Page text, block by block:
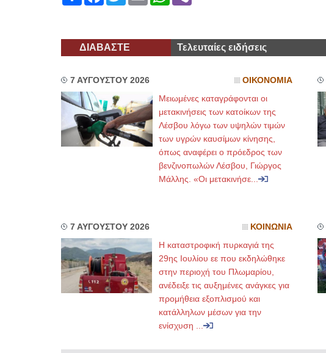
ΔΙΑΒΑΣΤΕ Τελευταίες ειδήσεις
7 ΑΥΓΟΥΣΤΟΥ 2026 ΟΙΚΟΝΟΜΙΑ
Μειωμένες καταγράφονται οι
μετακινήσεις των κατοίκων της
Λέσβου λόγω των υψηλών τιμών
των υγρών καυσίμων κίνησης,
όπως αναφέρει ο πρόεδρος των
βενζινοπωλών Λέσβου, Γιώργος
Μάλλης. «Οι μετακινήσε...
7 ΑΥΓΟΥΣΤΟΥ 2026 ΚΟΙΝΩΝΙΑ
Η καταστροφική πυρκαγιά της
29ης Ιουλίου εε που εκδηλώθηκε
στην περιοχή του Πλωμαρίου,
ανέδειξε τις αυξημένες ανάγκες για
προμήθεια εξοπλισμού και
κατάλληλων μέσων για την
ενίσχυση ...